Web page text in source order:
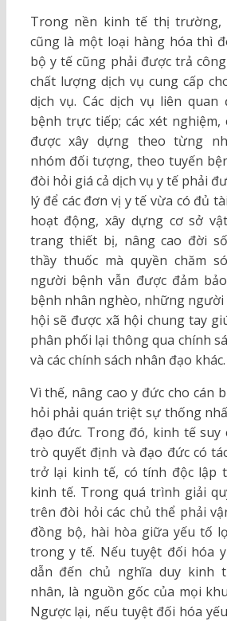
Trong nền kinh tế thị trường,
cũng là một loại hàng hóa thì
bộ y tế cũng phải được trả
chất lượng dịch vụ cung cấp
dịch vụ. Các dịch vụ liên quan
bệnh trực tiếp; các xét nghiệm,
được xây dựng theo từng
nhóm đối tượng, theo tuyến
đòi hỏi giá cả dịch vụ y tế phải
lý để các đơn vị y tế vừa có đủ
hoạt động, xây dựng cơ sở
trang thiết bị, nâng cao đời
thầy thuốc mà quyền chăm
người bệnh vẫn được đảm
bệnh nhân nghèo, những
hội sẽ được xã hội chung tay
phân phối lại thông qua chính
và các chính sách nhân đạo khác.
Vì thế, nâng cao y đức cho cán
hỏi phải quán triệt sự thống
đạo đức. Trong đó, kinh tế suy
trò quyết định và đạo đức có
trở lại kinh tế, có tính độc lập
kinh tế. Trong quá trình giải
trên đòi hỏi các chủ thể phải
đồng bộ, hài hòa giữa yếu tố
trong y tế. Nếu tuyệt đối hóa
dẫn đến chủ nghĩa duy kinh
nhân, là nguồn gốc của mọi
Ngược lại, nếu tuyệt đối hóa